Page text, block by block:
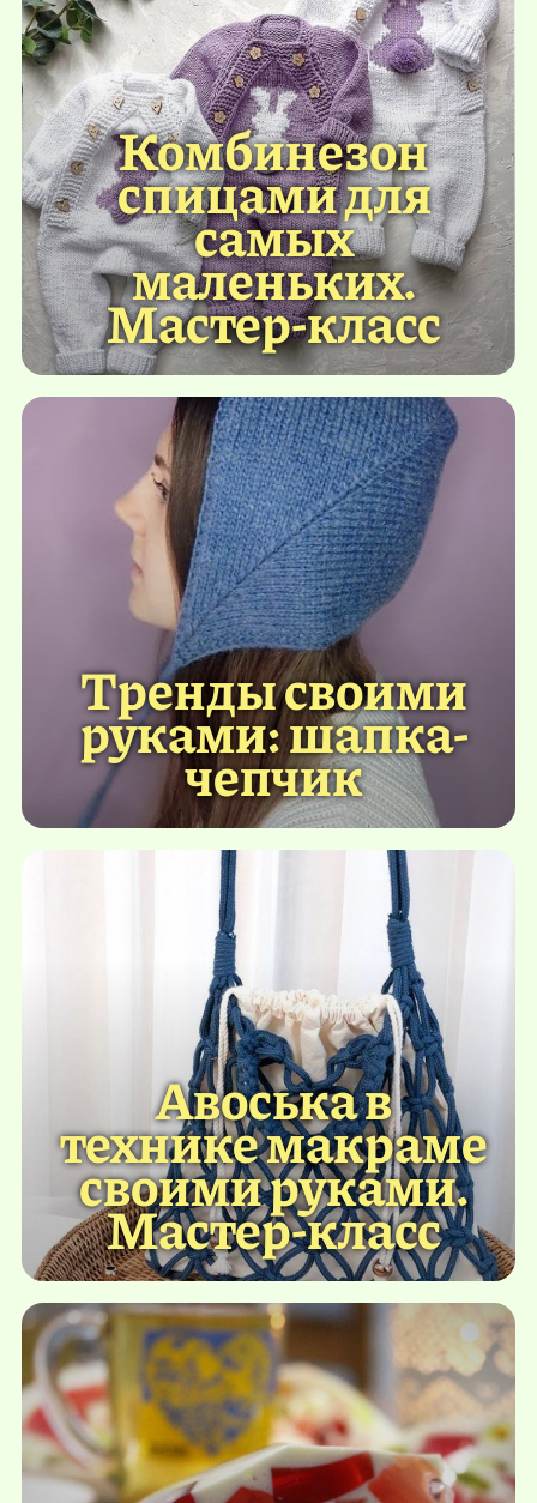
Комбинезон
спицами для
самых
маленьких.
Мастер-класс
Тренды своими
руками: шапка-
чепчик
Авоська в
технике макраме
своими руками.
Мастер-класс